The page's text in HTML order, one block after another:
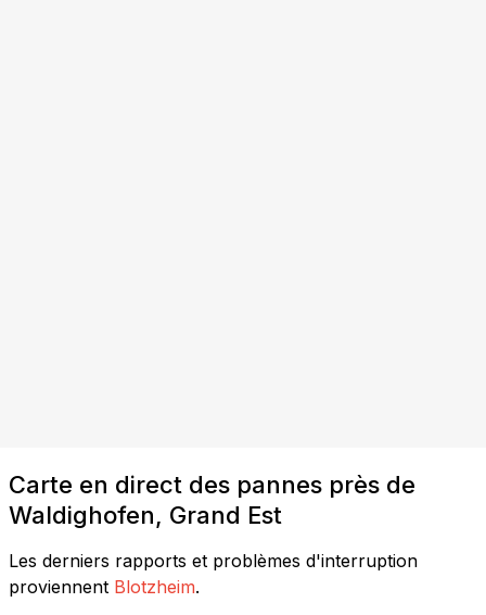
Carte en direct des pannes près de
Waldighofen, Grand Est
Les derniers rapports et problèmes d'interruption
proviennent Blotzheim.